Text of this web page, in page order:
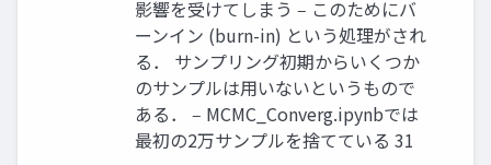
影響を受けてしまう ‒ このためにバ
ーンイン (burn-in) という処理がされ
る． サンプリング初期からいくつか
のサンプルは用いないというもので
ある． ‒ MCMC_Converg.ipynbでは
最初の2万サンプルを捨てている 31